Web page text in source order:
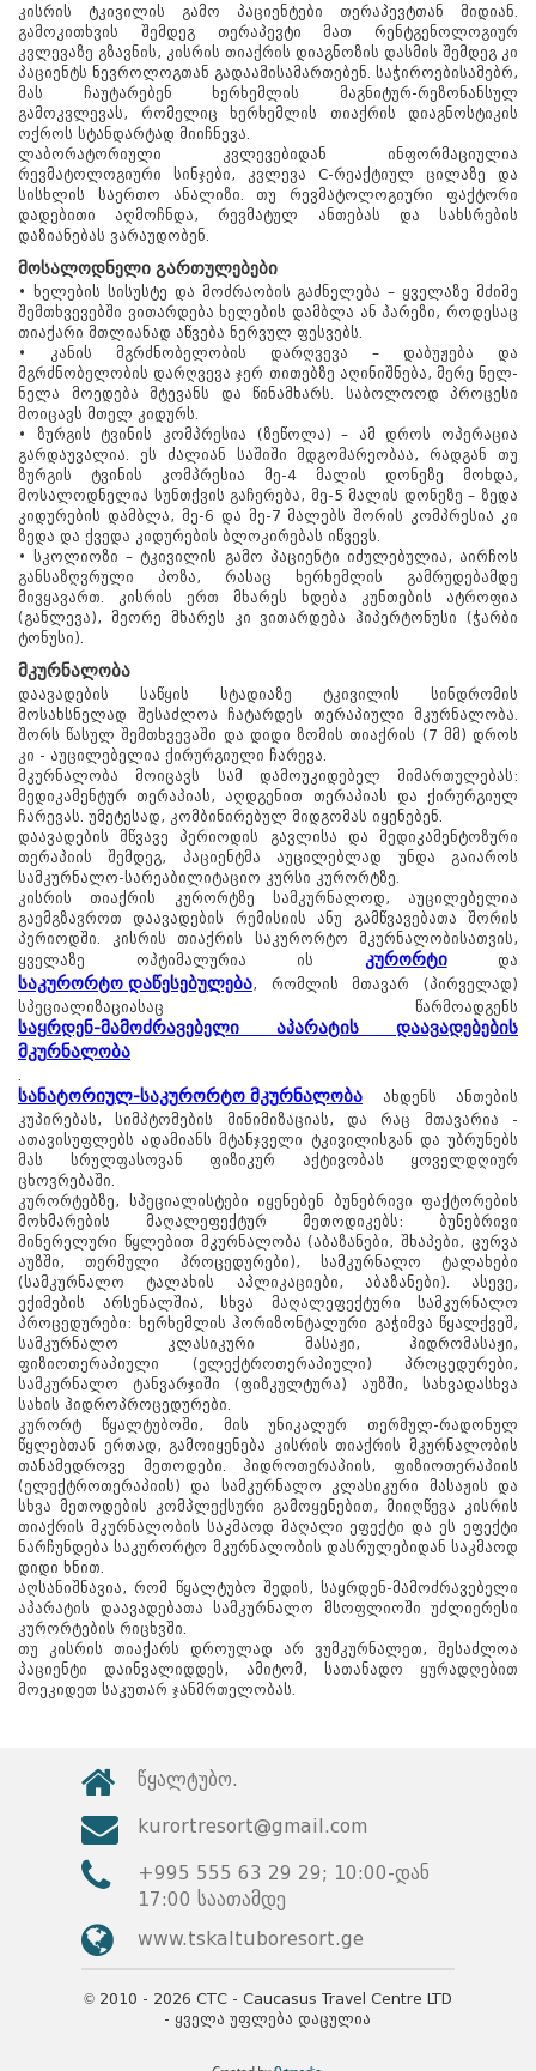
კისრის ტკივილის გამო პაციენტები თერაპევტთან მიდიან.
გამოკითხვის შემდეგ თერაპევტი მათ რენტგენოლოგიურ
კვლევაზე გზავნის, კისრის თიაქრის დიაგნოზის დასმის შემდეგ კი
პაციენტს ნევროლოგთან გადაამისამართებენ. საჭიროებისამებრ,
მას ჩაუტარებენ ხერხემლის მაგნიტურ-რეზონანსულ
გამოკვლევას, რომელიც ხერხემლის თიაქრის დიაგნოსტიკის
ოქროს სტანდარტად მიიჩნევა.
ლაბორატორიული კვლევებიდან ინფორმაციულია
რევმატოლოგიური სინჯები, კვლევა C-რეაქტიულ ცილაზე და
სისხლის საერთო ანალიზი. თუ რევმატოლოგიური ფაქტორი
დადებითი აღმოჩნდა, რევმატულ ანთებას და სახსრების
დაზიანებას ვარაუდობენ.
მოსალოდნელი გართულებები
• ხელების სისუსტე და მოძრაობის გაძნელება – ყველაზე მძიმე
შემთხვევებში ვითარდება ხელების დამბლა ან პარეზი, როდესაც
თიაქარი მთლიანად აწვება ნერვულ ფესვებს.
• კანის მგრძნობელობის დარღვევა – დაბუჟება და
მგრძნობელობის დარღვევა ჯერ თითებზე აღინიშნება, მერე ნელ-
ნელა მოედება მტევანს და წინამხარს. საბოლოოდ პროცესი
მოიცავს მთელ კიდურს.
• ზურგის ტვინის კომპრესია (ზეწოლა) – ამ დროს ოპერაცია
გარდაუვალია. ეს ძალიან საშიში მდგომარეობაა, რადგან თუ
ზურგის ტვინის კომპრესია მე-4 მალის დონეზე მოხდა,
მოსალოდნელია სუნთქვის გაჩერება, მე-5 მალის დონეზე – ზედა
კიდურების დამბლა, მე-6 და მე-7 მალებს შორის კომპრესია კი
ზედა და ქვედა კიდურების ბლოკირებას იწვევს.
• სკოლიოზი – ტკივილის გამო პაციენტი იძულებულია, აირჩოს
განსაზღვრული პოზა, რასაც ხერხემლის გამრუდებამდე
მივყავართ. კისრის ერთ მხარეს ხდება კუნთების ატროფია
(განლევა), მეორე მხარეს კი ვითარდება ჰიპერტონუსი (ჭარბი
ტონუსი).
მკურნალობა
დაავადების საწყის სტადიაზე ტკივილის სინდრომის
მოსახსნელად შესაძლოა ჩატარდეს თერაპიული მკურნალობა.
შორს წასულ შემთხვევაში და დიდი ზომის თიაქრის (7 მმ) დროს
კი - აუცილებელია ქირურგიული ჩარევა.
მკურნალობა მოიცავს სამ დამოუკიდებელ მიმართულებას:
მედიკამენტურ თერაპიას, აღდგენით თერაპიას და ქირურგიულ
ჩარევას. უმეტესად, კომბინირებულ მიდგომას იყენებენ.
დაავადების მწვავე პერიოდის გავლისა და მედიკამენტოზური
თერაპიის შემდეგ, პაციენტმა აუცილებლად უნდა გაიაროს
სამკურნალო-სარეაბილიტაციო კურსი კურორტზე.
კისრის თიაქრის კურორტზე სამკურნალოდ, აუცილებელია
გაემგზავროთ დაავადების რემისიის ანუ გამწვავებათა შორის
პერიოდში. კისრის თიაქრის საკურორტო მკურნალობისათვის,
ყველაზე ოპტიმალურია ის კურორტიდა
საკურორტო დაწესებულება, რომლის მთავარ (პირველად)
სპეციალიზაციასაც წარმოადგენს
საყრდენ-მამოძრავებელი აპარატის დაავადებების
მკურნალობა
.
სანატორიულ-საკურორტო მკურნალობა ახდენს ანთების
კუპირებას, სიმპტომების მინიმიზაციას, და რაც მთავარია -
ათავისუფლებს ადამიანს მტანჯველი ტკივილისგან და უბრუნებს
მას სრულფასოვან ფიზიკურ აქტივობას ყოველდღიურ
ცხოვრებაში.
კურორტებზე, სპეციალისტები იყენებენ ბუნებრივი ფაქტორების
მოხმარების მაღალეფექტურ მეთოდიკებს: ბუნებრივი
მინერელური წყლებით მკურნალობა (აბაზანები, შხაპები, ცურვა
აუზში, თერმული პროცედურები), სამკურნალო ტალახები
(სამკურნალო ტალახის აპლიკაციები, აბაზანები). ასევე,
ექიმების არსენალშია, სხვა მაღალეფექტური სამკურნალო
პროცედურები: ხერხემლის ჰორიზონტალური გაჭიმვა წყალქვეშ,
სამკურნალო კლასიკური მასაჟი, ჰიდრომასაჟი,
ფიზიოთერაპიული (ელექტროთერაპიული) პროცედურები,
სამკურნალო ტანვარჯიში (ფიზკულტურა) აუზში, სახვადასხვა
სახის ჰიდროპროცედურები.
კურორტ წყალტუბოში, მის უნიკალურ თერმულ-რადონულ
წყლებთან ერთად, გამოიყენება კისრის თიაქრის მკურნალობის
თანამედროვე მეთოდები. ჰიდროთერაპიის, ფიზიოთერაპიის
(ელექტროთერაპიის) და სამკურნალო კლასიკური მასაჟის და
სხვა მეთოდების კომპლექსური გამოყენებით, მიიღწევა კისრის
თიაქრის მკურნალობის საკმაოდ მაღალი ეფექტი და ეს ეფექტი
ნარჩუნდება საკურორტო მკურნალობის დასრულებიდან საკმაოდ
დიდი ხნით.
აღსანიშნავია, რომ წყალტუბო შედის, საყრდენ-მამოძრავებელი
აპარატის დაავადებათა სამკურნალო მსოფლიოში უძლიერესი
კურორტების რიცხვში.
თუ კისრის თიაქარს დროულად არ ვუმკურნალეთ, შესაძლოა
პაციენტი დაინვალიდდეს, ამიტომ, სათანადო ყურადღებით
მოეკიდეთ საკუთარ ჯანმრთელობას.
წყალტუბო.
kurortresort@gmail.com
+995 555 63 29 29; 10:00-დან
17:00 საათამდე
www.tskaltuboresort.ge
© 2010 - 2026 CTC - Caucasus Travel Centre LTD
- ყველა უფლება დაცულია